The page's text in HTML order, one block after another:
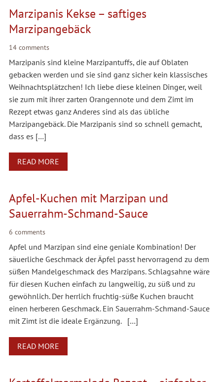
Marzipanis Kekse – saftiges
Marzipangebäck
14 comments
Marzipanis sind kleine Marzipantuffs, die auf Oblaten
gebacken werden und sie sind ganz sicher kein klassisches
Weihnachtsplätzchen! Ich liebe diese kleinen Dinger, weil
sie zum mit ihrer zarten Orangennote und dem Zimt im
Rezept etwas ganz Anderes sind als das übliche
Marzipangebäck. Die Marzipanis sind so schnell gemacht,
dass es […]
READ MORE
Apfel-Kuchen mit Marzipan und
Sauerrahm-Schmand-Sauce
6 comments
Apfel und Marzipan sind eine geniale Kombination! Der
säuerliche Geschmack der Äpfel passt hervorragend zu dem
süßen Mandelgeschmack des Marzipans. Schlagsahne wäre
für diesen Kuchen einfach zu langweilig, zu süß und zu
gewöhnlich. Der herrlich fruchtig-süße Kuchen braucht
einen herberen Geschmack. Ein Sauerrahm-Schmand-Sauce
mit Zimt ist die ideale Ergänzung. […]
READ MORE